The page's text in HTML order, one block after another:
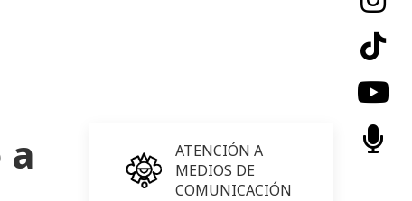
ATENCIÓN A
MEDIOS DE
COMUNICACIÓN